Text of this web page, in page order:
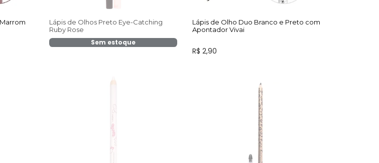
Lápis de Olhos Preto Eye-Catching
Ruby Rose
Sem estoque
Lápis de Olho Duo Branco e Preto com
Apontador Vivai
R$ 2,90